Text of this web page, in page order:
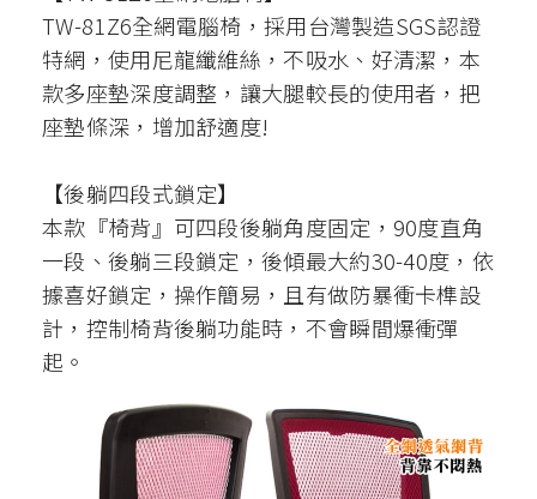
TW-81Z6全網電腦椅，採用台灣製造SGS認證
特網，使用尼龍纖維絲，不吸水、好清潔，本
款多座墊深度調整，讓大腿較長的使用者，把
座墊條深，增加舒適度!
【後躺四段式鎖定】
本款『椅背』可四段後躺角度固定，90度直角
一段、後躺三段鎖定，後傾最大約30-40度，依
據喜好鎖定，操作簡易，且有做防暴衝卡榫設
計，控制椅背後躺功能時，不會瞬間爆衝彈
起。